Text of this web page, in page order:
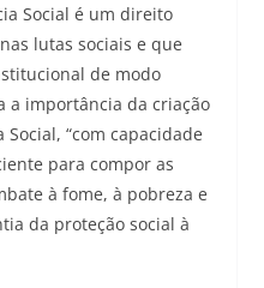
Social é um direito
lutas sociais e que
de modo
a importância da criação
“com capacidade
para compor as
à fome, à pobreza e
da proteção social à